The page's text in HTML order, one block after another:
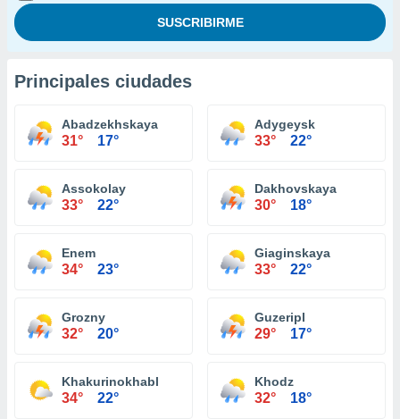
Principales ciudades
Abadzekhskaya
31° 17°
Adygeysk
33° 22°
Assokolay
33° 22°
Dakhovskaya
30° 18°
Enem
34° 23°
Giaginskaya
33° 22°
Grozny
32° 20°
Guzeripl
29° 17°
Khakurinokhabl
34° 22°
Khodz
32° 18°